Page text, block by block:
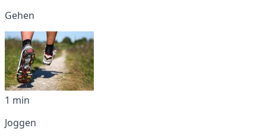
Gehen
1 min
Joggen